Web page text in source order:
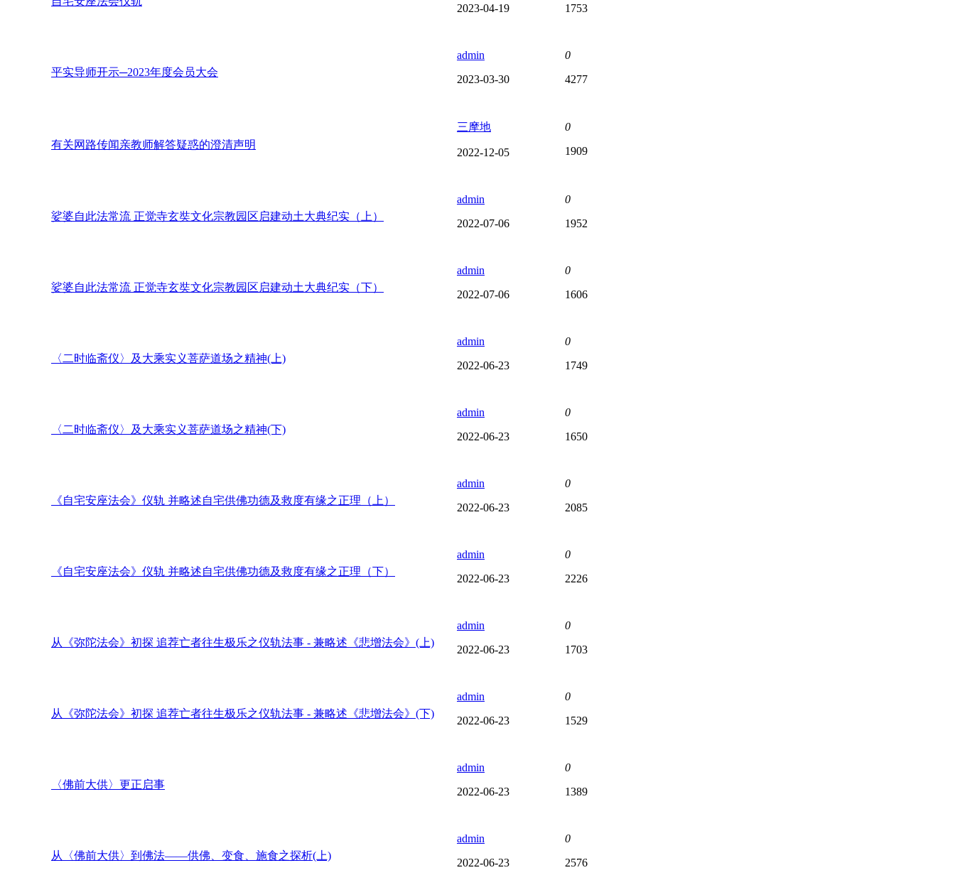
2023-04-19
1753
平实导师开示─2023年度会员大会
admin
2023-03-30
0
4277
有关网路传闻亲教师解答疑惑的澄清声明
三摩地
2022-12-05
0
1909
娑婆自此法常流 正觉寺玄奘文化宗教园区启建动土大典纪实（上）
admin
2022-07-06
0
1952
娑婆自此法常流 正觉寺玄奘文化宗教园区启建动土大典纪实（下）
admin
2022-07-06
0
1606
〈二时临斋仪〉及大乘实义菩萨道场之精神(上)
admin
2022-06-23
0
1749
〈二时临斋仪〉及大乘实义菩萨道场之精神(下)
admin
2022-06-23
0
1650
《自宅安座法会》仪轨 并略述自宅供佛功德及救度有缘之正理（上）
admin
2022-06-23
0
2085
《自宅安座法会》仪轨 并略述自宅供佛功德及救度有缘之正理（下）
admin
2022-06-23
0
2226
从《弥陀法会》初探 追荐亡者往生极乐之仪轨法事 - 兼略述《悲增法会》(上)
admin
2022-06-23
0
1703
从《弥陀法会》初探 追荐亡者往生极乐之仪轨法事 - 兼略述《悲增法会》(下)
admin
2022-06-23
0
1529
〈佛前大供〉更正启事
admin
2022-06-23
0
1389
从〈佛前大供〉到佛法——供佛、变食、施食之探析(上)
admin
2022-06-23
0
2576